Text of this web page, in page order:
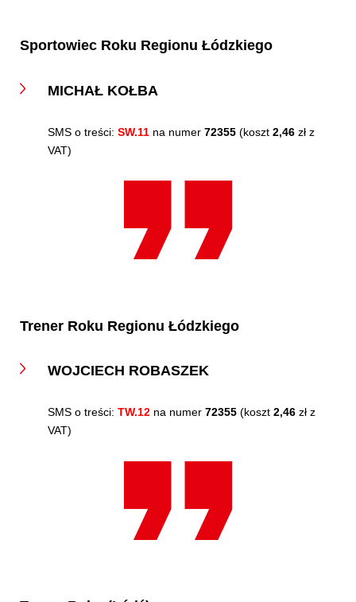
Sportowiec Roku Regionu Łódzkiego
MICHAŁ KOŁBA
SMS o treści: SW.11 na numer 72355 (koszt 2,46 zł z
VAT)
Trener Roku Regionu Łódzkiego
WOJCIECH ROBASZEK
SMS o treści: TW.12 na numer 72355 (koszt 2,46 zł z
VAT)